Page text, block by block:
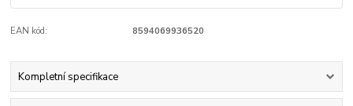
EAN kód: 8594069936520
Kompletní specifikace